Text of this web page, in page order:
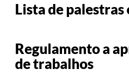
Lista de palestras
Regulamento a
de trabalhos